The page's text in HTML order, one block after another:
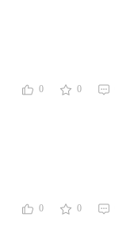
0 0
0 0